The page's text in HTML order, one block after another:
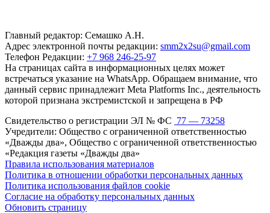
Главный редактор: Семашко А.Н.
Адрес электронной почты редакции: smm2x2su@gmail.com
Телефон Редакции: +7 968 246-25-97
На страницах сайта в информационных целях может
встречаться указание на WhatsApp. Обращаем внимание, что
данный сервис принадлежит Meta Platforms Inc., деятельность
которой признана экстремистской и запрещена в РФ
Свидетельство о регистрации ЭЛ № ФС 77 — 73258
Учредители: Общество с ограниченной ответственностью
«Дважды два», Общество с ограниченной ответственностью
«Редакция газеты «Дважды два»
Правила использования материалов
Политика в отношении обработки персональных данных
Политика использования файлов cookie
Согласие на обработку персональных данных
Обновить страницу